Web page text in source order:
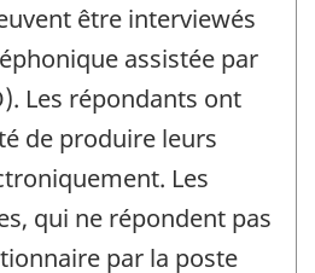
être interviewés
assistée par
Les répondants ont
de produire leurs
Les
qui ne répondent pas
par la poste